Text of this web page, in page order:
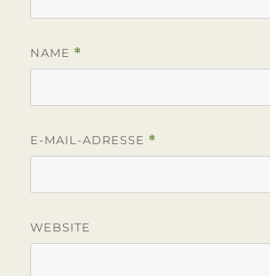
NAME *
E-MAIL-ADRESSE *
WEBSITE